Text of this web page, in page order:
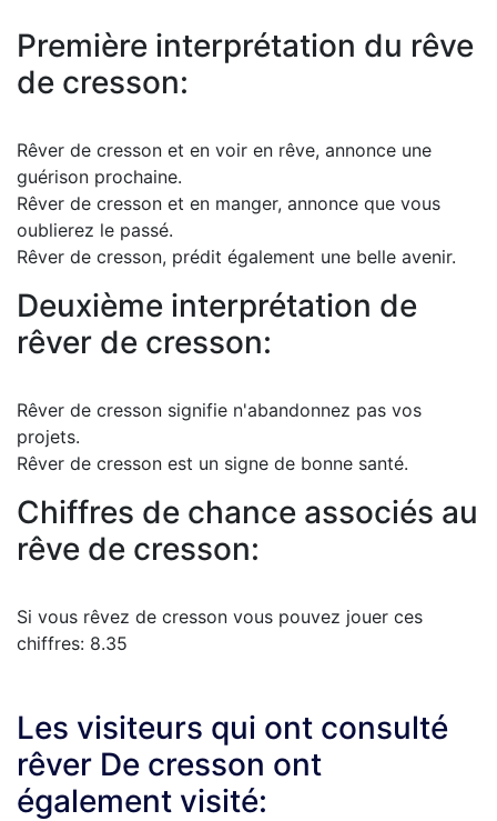
Première interprétation du rêve
de cresson:
Rêver de cresson et en voir en rêve, annonce une
guérison prochaine.
Rêver de cresson et en manger, annonce que vous
oublierez le passé.
Rêver de cresson, prédit également une belle avenir.
Deuxième interprétation de
rêver de cresson:
Rêver de cresson signifie n'abandonnez pas vos
projets.
Rêver de cresson est un signe de bonne santé.
Chiffres de chance associés au
rêve de cresson:
Si vous rêvez de cresson vous pouvez jouer ces
chiffres: 8.35
Les visiteurs qui ont consulté
rêver De cresson ont
également visité: